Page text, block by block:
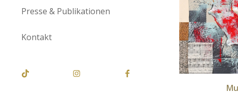
Presse & Publikationen
Kontakt